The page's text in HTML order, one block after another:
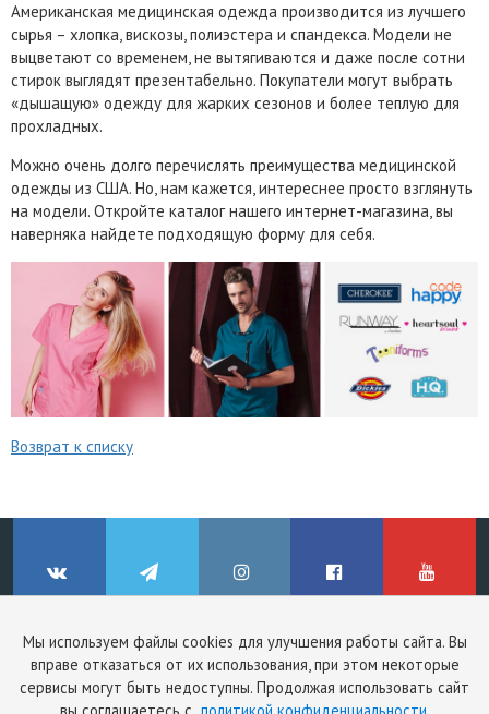
Мы используем файлы cookies для улучшения работы сайта. Вы
вправе отказаться от их использования, при этом некоторые
сервисы могут быть недоступны. Продолжая использовать сайт
вы соглашаетесь с политикой конфиденциальности
Американская медицинская одежда производится из лучшего
сырья – хлопка, вискозы, полиэстера и спандекса. Модели не
выцветают со временем, не вытягиваются и даже после сотни
стирок выглядят презентабельно. Покупатели могут выбрать
«дышащую» одежду для жарких сезонов и более теплую для
прохладных.
Можно очень долго перечислять преимущества медицинской
одежды из США. Но, нам кажется, интереснее просто взглянуть
на модели. Откройте каталог нашего интернет-магазина, вы
наверняка найдете подходящую форму для себя.
Возврат к списку
ВКонтакте Telegram Instagram Facebook YouTube
© ClinicStyle, 2026
Используя сайт, вы принимаетепользовательское соглашениеи
политику конфиденциальности.